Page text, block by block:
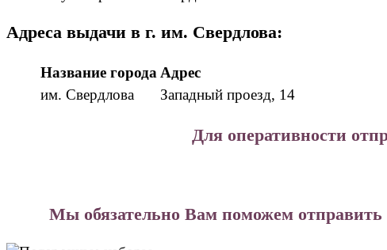
Адреса выдачи в г. им. Свердлова:
Название города Адрес
им. Свердлова
Западный проезд, 14
Для оперативности
Мы обязательно Вам поможем